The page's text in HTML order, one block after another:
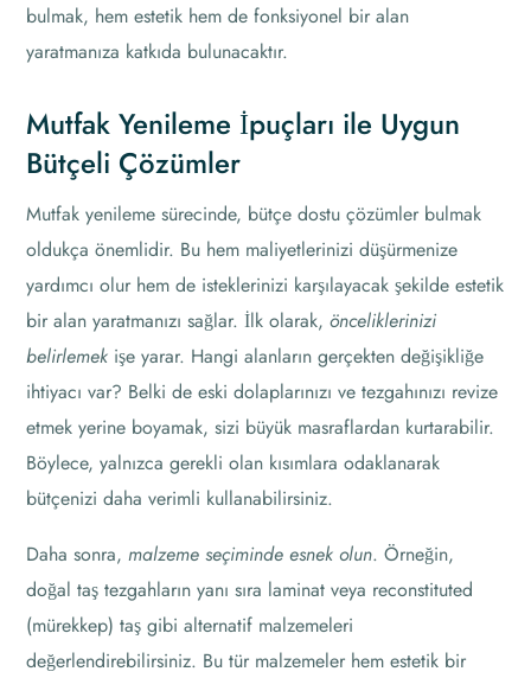
bulmak, hem estetik hem de fonksiyonel bir alan
yaratmanıza katkıda bulunacaktır.
Mutfak Yenileme İpuçları ile Uygun
Bütçeli Çözümler
Mutfak yenileme sürecinde, bütçe dostu çözümler bulmak
oldukça önemlidir. Bu hem maliyetlerinizi düşürmenize
yardımcı olur hem de isteklerinizi karşılayacak şekilde estetik
bir alan yaratmanızı sağlar. İlk olarak,önceliklerinizi
belirlemek işe yarar. Hangi alanların gerçekten değişikliğe
ihtiyacı var? Belki de eski dolaplarınızı ve tezgahınızı revize
etmek yerine boyamak, sizi büyük masraflardan kurtarabilir.
Böylece, yalnızca gerekli olan kısımlara odaklanarak
bütçenizi daha verimli kullanabilirsiniz.
Daha sonra,malzeme seçiminde esnek olun. Örneğin,
doğal taş tezgahların yanı sıra laminat veya reconstituted
(mürekkep) taş gibi alternatif malzemeleri
değerlendirebilirsiniz. Bu tür malzemeler hem estetik bir